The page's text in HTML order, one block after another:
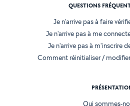
QUESTIONS
Je n'arrive pas à faire
Je n'arrive pas à me
Je n'arrive pas à m'inscrire
Comment réinitialiser /
Qui sommes-